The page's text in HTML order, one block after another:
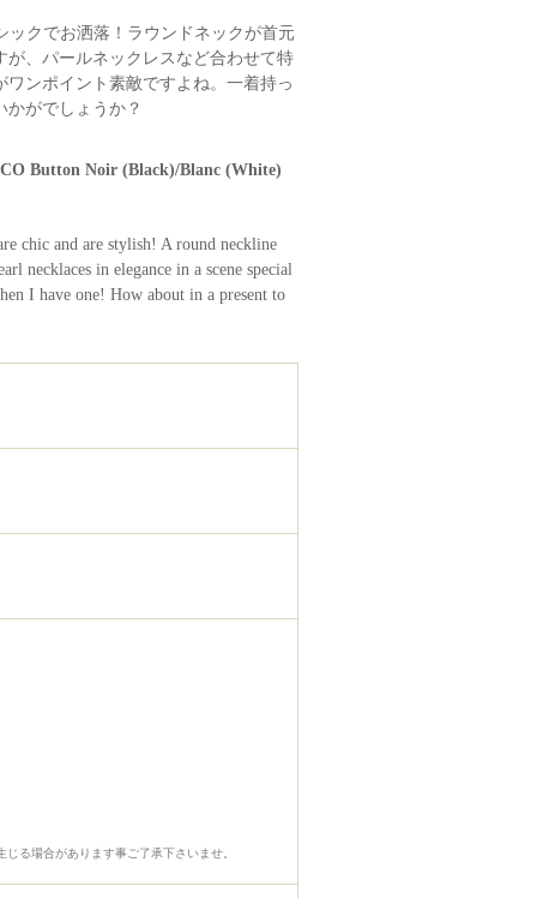
クでお洒落！ラウンドネックが首元
、パールネックレスなど合わせて特
ンポイント素敵ですよね。一着持っ
がでしょうか？
Button Noir (Black)/Blanc (White)
chic and are stylish! A round neckline
necklaces in elegance in a scene special
I have one! How about in a present to
る場合があります事ご了承下さいませ。